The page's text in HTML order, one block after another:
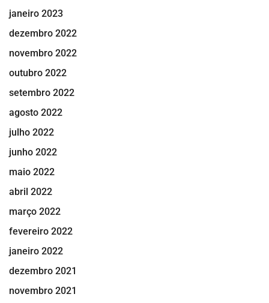
janeiro 2023
dezembro 2022
novembro 2022
outubro 2022
setembro 2022
agosto 2022
julho 2022
junho 2022
maio 2022
abril 2022
março 2022
fevereiro 2022
janeiro 2022
dezembro 2021
novembro 2021